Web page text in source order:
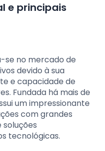
e principais
se no mercado de
devido à sua
e capacidade de
Fundada há mais de
um impressionante
com grandes
tecnológicas.